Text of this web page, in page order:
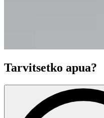
Tarvitsetko apua?